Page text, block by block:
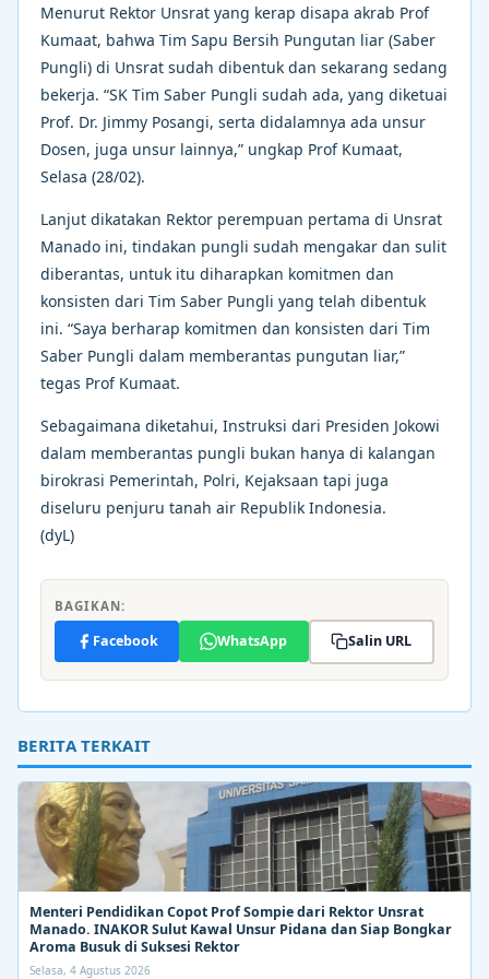
Menurut Rektor Unsrat yang kerap disapa akrab Prof
Kumaat, bahwa Tim Sapu Bersih Pungutan liar (Saber
Pungli) di Unsrat sudah dibentuk dan sekarang sedang
bekerja. “SK Tim Saber Pungli sudah ada, yang diketuai
Prof. Dr. Jimmy Posangi, serta didalamnya ada unsur
Dosen, juga unsur lainnya,” ungkap Prof Kumaat,
Selasa (28/02).
Lanjut dikatakan Rektor perempuan pertama di Unsrat
Manado ini, tindakan pungli sudah mengakar dan sulit
diberantas, untuk itu diharapkan komitmen dan
konsisten dari Tim Saber Pungli yang telah dibentuk
ini. “Saya berharap komitmen dan konsisten dari Tim
Saber Pungli dalam memberantas pungutan liar,”
tegas Prof Kumaat.
Sebagaimana diketahui, Instruksi dari Presiden Jokowi
dalam memberantas pungli bukan hanya di kalangan
birokrasi Pemerintah, Polri, Kejaksaan tapi juga
diseluru penjuru tanah air Republik Indonesia.
(dyL)
BAGIKAN:
Facebook WhatsApp Salin URL
BERITA TERKAIT
Menteri Pendidikan Copot Prof Sompie dari Rektor Unsrat
Manado. INAKOR Sulut Kawal Unsur Pidana dan Siap Bongkar
Aroma Busuk di Suksesi Rektor
Selasa, 4 Agustus 2026